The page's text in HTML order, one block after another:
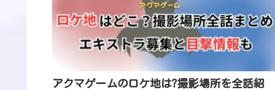
アクマゲームのロケ地は?撮影場所を全話紹